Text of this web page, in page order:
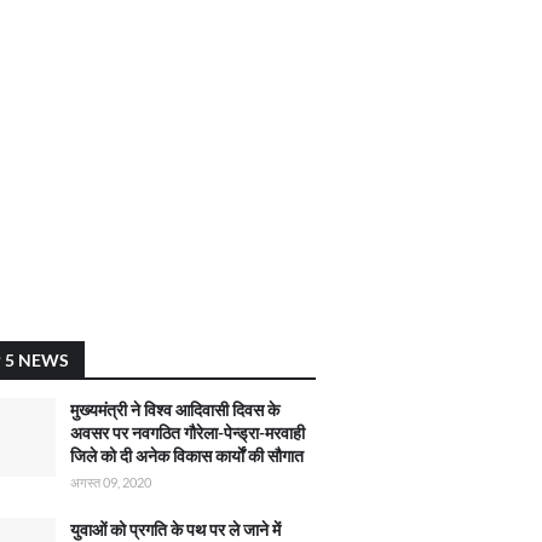
5 NEWS
मुख्यमंत्री ने विश्व आदिवासी दिवस के
अवसर पर नवगठित गौरेला-पेन्ड्रा-मरवाही
जिले को दी अनेक विकास कार्याें की सौगात
अगस्त 09, 2020
युवाओं को प्रगति के पथ पर ले जाने में